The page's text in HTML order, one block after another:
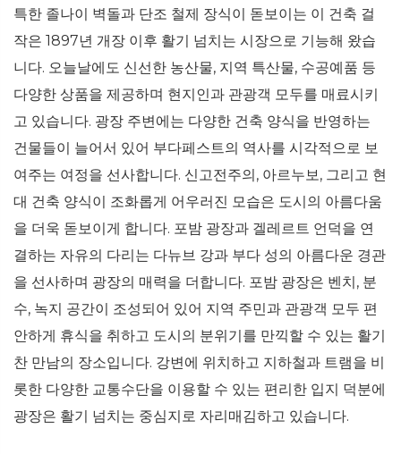
특한 졸나이 벽돌과 단조 철제 장식이 돋보이는 이 건축 걸
작은 1897년 개장 이후 활기 넘치는 시장으로 기능해 왔습
니다. 오늘날에도 신선한 농산물, 지역 특산물, 수공예품 등
다양한 상품을 제공하며 현지인과 관광객 모두를 매료시키
고 있습니다. 광장 주변에는 다양한 건축 양식을 반영하는
건물들이 늘어서 있어 부다페스트의 역사를 시각적으로 보
여주는 여정을 선사합니다. 신고전주의, 아르누보, 그리고 현
대 건축 양식이 조화롭게 어우러진 모습은 도시의 아름다움
을 더욱 돋보이게 합니다. 포밤 광장과 겔레르트 언덕을 연
결하는 자유의 다리는 다뉴브 강과 부다 성의 아름다운 경관
을 선사하며 광장의 매력을 더합니다. 포밤 광장은 벤치, 분
수, 녹지 공간이 조성되어 있어 지역 주민과 관광객 모두 편
안하게 휴식을 취하고 도시의 분위기를 만끽할 수 있는 활기
찬 만남의 장소입니다. 강변에 위치하고 지하철과 트램을 비
롯한 다양한 교통수단을 이용할 수 있는 편리한 입지 덕분에
광장은 활기 넘치는 중심지로 자리매김하고 있습니다.